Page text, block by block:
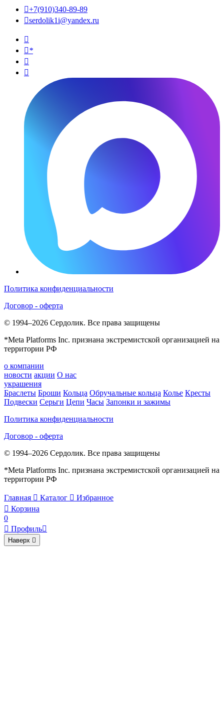
+7(910)340-89-89
serdolik1i@yandex.ru

*


Политика конфиденциальности
Договор - оферта
© 1994–2026 Сердолик. Все права защищены
*Meta Platforms Inc. признана экстремистской организацией на
территории РФ
о компании
новости акции О нас
украшения
Браслеты Броши Кольца Обручальные кольца Колье Кресты
Подвески Серьги Цепи Часы Запонки и зажимы
Политика конфиденциальности
Договор - оферта
© 1994–2026 Сердолик. Все права защищены
*Meta Platforms Inc. признана экстремистской организацией на
территории РФ
Главная  Каталог  Избранное
 Корзина
0
 Профиль
Наверх 